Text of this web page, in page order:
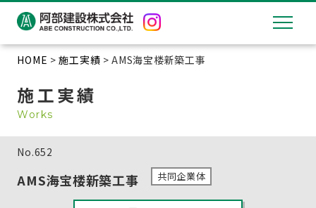
HOME >施工実績 > AMS海宝楼新築工事
施工実績
Works
No.652
AMS海宝楼新築工事 共同企業体